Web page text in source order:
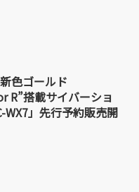
新色ゴールド
R”搭載サイバーショ
WX7」先行予約販売開